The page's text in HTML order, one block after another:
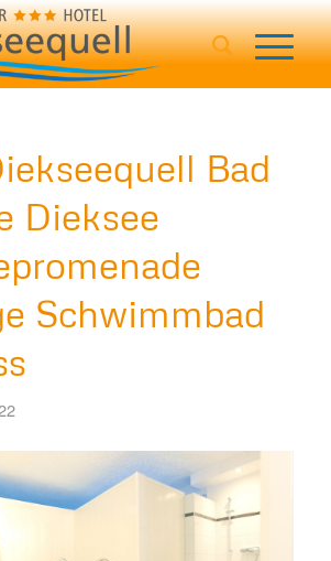
Bad
Dieksee
Schwimmbad